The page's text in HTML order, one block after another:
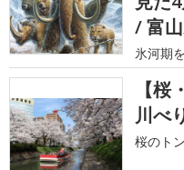
/ 富
氷河期
【
川べ
桜のト